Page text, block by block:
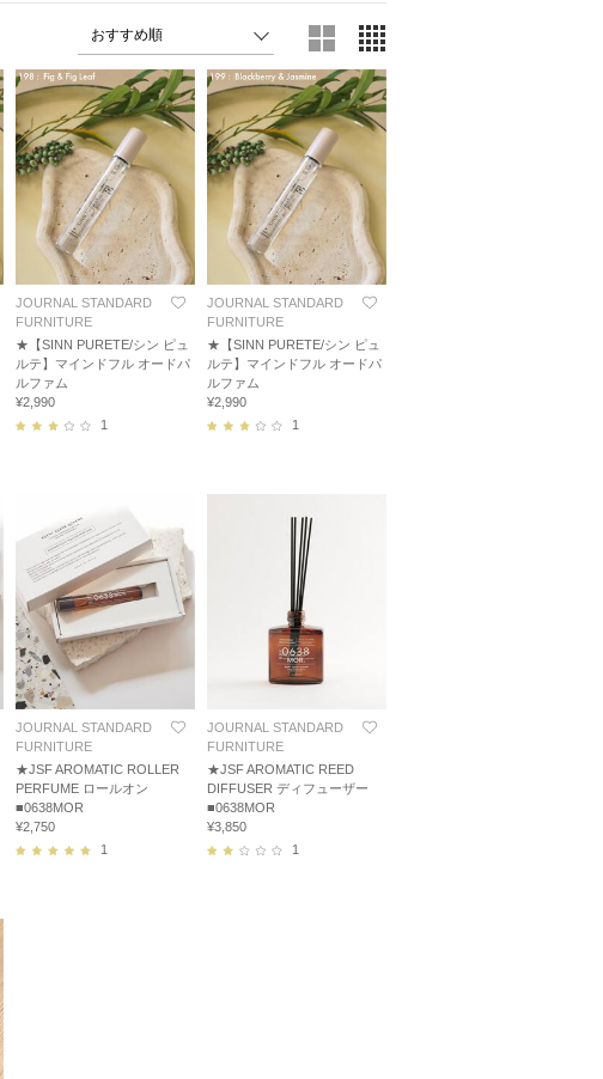
JOURNAL STANDARD
FURNITURE
★【SINN PURETE/シン ピュ
ルテ】マインドフル オードパ
ルファム
¥2,990
1
JOURNAL STANDARD
FURNITURE
★【SINN PURETE/シン ピュ
ルテ】マインドフル オードパ
ルファム
¥2,990
1
JOURNAL STANDARD
FURNITURE
★JSF AROMATIC ROLLER
PERFUME ロールオン
■0638MOR
¥2,750
1
JOURNAL STANDARD
FURNITURE
★JSF AROMATIC REED
DIFFUSER ディフューザー
■0638MOR
¥3,850
1